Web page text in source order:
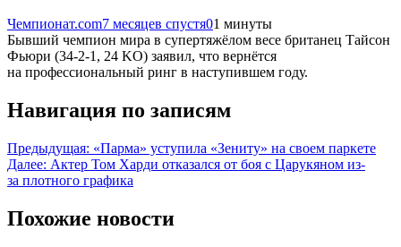
Чемпионат.com7 месяцев спустя01 минуты
Бывший чемпион мира в супертяжёлом весе британец Тайсон
Фьюри (34-2-1, 24 KO) заявил, что вернётся
на профессиональный ринг в наступившем году.
Навигация по записям
Предыдущая: «Парма» уступила «Зениту» на своем паркете
Далее: Актер Том Харди отказался от боя с Царукяном из-
за плотного графика
Похожие новости